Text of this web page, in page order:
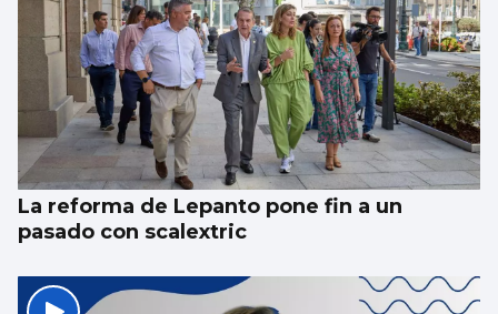
La estadística sugiere que no habrá nubes
el día del eclipse
La reforma de Lepanto pone fin a un
pasado con scalextric